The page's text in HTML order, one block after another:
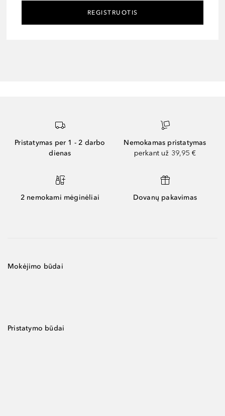
REGISTRUOTIS
Pristatymas per 1 - 2 darbo
dienas
Nemokamas pristatymas
perkant už 39,95 €
2 nemokami mėginėliai Dovanų pakavimas
Mokėjimo būdai
Pristatymo būdai